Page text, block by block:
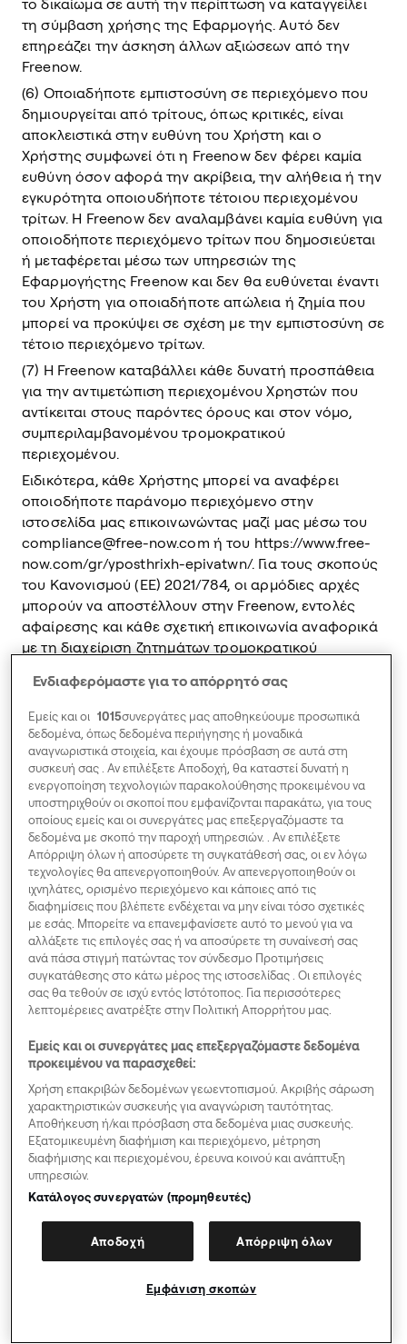
το δικαίωμα σε αυτή την περίπτωση να καταγγείλει
τη σύμβαση χρήσης της Εφαρμογής. Αυτό δεν
επηρεάζει την άσκηση άλλων αξιώσεων από την
Freenow.
(6) Οποιαδήποτε εμπιστοσύνη σε περιεχόμενο που
δημιουργείται από τρίτους, όπως κριτικές, είναι
αποκλειστικά στην ευθύνη του Χρήστη και ο
Χρήστης συμφωνεί ότι η Freenow δεν φέρει καμία
ευθύνη όσον αφορά την ακρίβεια, την αλήθεια ή την
εγκυρότητα οποιουδήποτε τέτοιου περιεχομένου
τρίτων. Η Freenow δεν αναλαμβάνει καμία ευθύνη για
οποιοδήποτε περιεχόμενο τρίτων που δημοσιεύεται
ή μεταφέρεται μέσω των υπηρεσιών της
Εφαρμογήςτης Freenow και δεν θα ευθύνεται έναντι
του Χρήστη για οποιαδήποτε απώλεια ή ζημία που
μπορεί να προκύψει σε σχέση με την εμπιστοσύνη σε
τέτοιο περιεχόμενο τρίτων.
(7) Η Freenow καταβάλλει κάθε δυνατή προσπάθεια
για την αντιμετώπιση περιεχομένου Χρηστών που
αντίκειται στους παρόντες όρους και στον νόμο,
συμπεριλαμβανομένου τρομοκρατικού
περιεχομένου.
Ειδικότερα, κάθε Χρήστης μπορεί να αναφέρει
οποιοδήποτε παράνομο περιεχόμενο στην
ιστοσελίδα μας επικοινωνώντας μαζί μας μέσω του
compliance@free-now.com ή του https://www.free-
now.com/gr/yposthrixh-epivatwn/. Για τους σκοπούς
του Κανονισμού (ΕΕ) 2021/784, οι αρμόδιες αρχές
μπορούν να αποστέλλουν στην Freenow, εντολές
αφαίρεσης και κάθε σχετική επικοινωνία αναφορικά
με τη διαχείριση ζητημάτων τρομοκρατικού
compliance@free-now.com. Η διαχείριση των
σχετικών περιπτώσεων πραγματοποιείται με την
πλήρη εμπλοκή εξουσιοδοτημένου προσωπικού της
Freenow.
Επιπλέον, το περιεχόμενο που τυχόν αναρτάται στην
πλατφόρμα μπορεί να ελέγχεται μέσω αλγορίθμου
και ανθρώπινης επιθεώρησης από τη Freenow, ή
μέσω άλλων κατάλληλων μέτρων ελέγχου κατά
περίπτωση. Η Freenow αποφασίζει τα εκάστοτε
υιοθετούμενα μέτρα αντιμετώπισης παράνομου
περιεχομένου βάσει της αρχής της αναλογικότητας,
λαμβάνοντας υπόψιν ιδίως το είδος και τον όγκο του
περιεχομένου που η δημόσια διεπαφή και η
λειτουργικότητα της πλατφόρμας επιτρέπουν στους
Χρήστες να αναρτούν.
(8) Σε περίπτωση που η Freenow αποκλείσει το
καταγγείλει τη σύμβαση χρήσης της Εφαρμογής, ο
Χρήστης μπορεί να προσφύγει στο εσωτερικό
σύστημα διαχείρισης παραπόνων της Freenow για να
λάβει διευκρινίσεις σχετικά με τα γεγονότα και τις
περιστάσεις του αποκλεισμού ή της καταγγελίας. Για
να το πράξει, ο Χρήστης καλείται να αποστείλει την
καταγγελία του, μαζί με όλες τις κατάλληλες
πληροφορίες και τα δικαιολογητικά έγγραφα (η
«Αίτηση») στην ακόλουθη διεύθυνση:
https://www.free-now.com/gr/yposthrixh-epivatwn/.
Ο Χρήστης θα λάβει επιβεβαίωση παραλαβής της
Αίτησης, η οποία θα επιβεβαιώνει ότι έχει
Ενδιαφερόμαστε για το απόρρητό σας
Εμείς και οι 1015συνεργάτες μας αποθηκεύουμε προσωπικά
δεδομένα, όπως δεδομένα περιήγησης ή μοναδικά
αναγνωριστικά στοιχεία, και έχουμε πρόσβαση σε αυτά στη
συσκευή σας . Αν επιλέξετε Αποδοχή, θα καταστεί δυνατή η
ενεργοποίηση τεχνολογιών παρακολούθησης προκειμένου να
υποστηριχθούν οι σκοποί που εμφανίζονται παρακάτω, για τους
οποίους εμείς και οι συνεργάτες μας επεξεργαζόμαστε τα
δεδομένα με σκοπό την παροχή υπηρεσιών. . Αν επιλέξετε
Απόρριψη όλων ή αποσύρετε τη συγκατάθεσή σας, οι εν λόγω
τεχνολογίες θα απενεργοποιηθούν. Αν απενεργοποιηθούν οι
ιχνηλάτες, ορισμένο περιεχόμενο και κάποιες από τις
διαφημίσεις που βλέπετε ενδέχεται να μην είναι τόσο σχετικές
με εσάς. Μπορείτε να επανεμφανίσετε αυτό το μενού για να
αλλάξετε τις επιλογές σας ή να αποσύρετε τη συναίνεσή σας
ανά πάσα στιγμή πατώντας τον σύνδεσμο Προτιμήσεις
συγκατάθεσης στο κάτω μέρος της ιστοσελίδας . Οι επιλογές
σας θα τεθούν σε ισχύ εντός Ιστότοπος. Για περισσότερες
λεπτομέρειες ανατρέξτε στην Πολιτική Απορρήτου μας.
Εμείς και οι συνεργάτες μας επεξεργαζόμαστε δεδομένα
προκειμένου να παρασχεθεί:
Χρήση επακριβών δεδομένων γεωεντοπισμού. Ακριβής σάρωση
χαρακτηριστικών συσκευής για αναγνώριση ταυτότητας.
Αποθήκευση ή/και πρόσβαση στα δεδομένα μιας συσκευής.
Εξατομικευμένη διαφήμιση και περιεχόμενο, μέτρηση
διαφήμισης και περιεχομένου, έρευνα κοινού και ανάπτυξη
υπηρεσιών.
Κατάλογος συνεργατών (προμηθευτές)
Αποδοχή Απόρριψη όλων
Εμφάνιση σκοπών